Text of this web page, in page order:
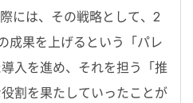
には、その戦略として、2
成果を上げるという「パレ
入を進め、それを担う「推
割を果たしていったことが